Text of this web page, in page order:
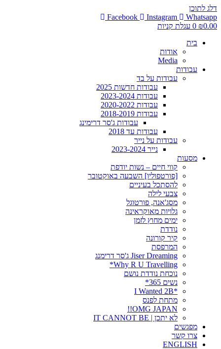
דלג לתוכן
Facebook
Instagram
Whatsapp
₪0.00
0 עגלת קניות
בית
אודות
Media
עבודות
עבודות על בד
עבודות חדשות 2025
עבודות 2023-2024
עבודות 2020-2022
עבודות 2018-2019
עבודות ג'סר דרימינג
עבודות עד 2018
עבודות על נייר
נייר 2023-2024
מסעות
קווי חיים – נשות יודפת
[פורטפוליו] השבעה באוקטובר
להסתכל בעיניים
צבעי לילה
מסג'אנה, פורטוגל
גלויות מאוקראינה
ימים מחוץ לזמן
נודדת
קיר קורונה
המרפסת
Jiser Dreaming ג'סר דרימנג
Why R U Travelling*
נוכחת נודדת נושם
נשים 365*
*I Wanted 2B
מתחת לפנס
OMG JAPAN!!
לא יתכן | IT CANNOT BE
מפגשים
צרו קשר
ENGLISH